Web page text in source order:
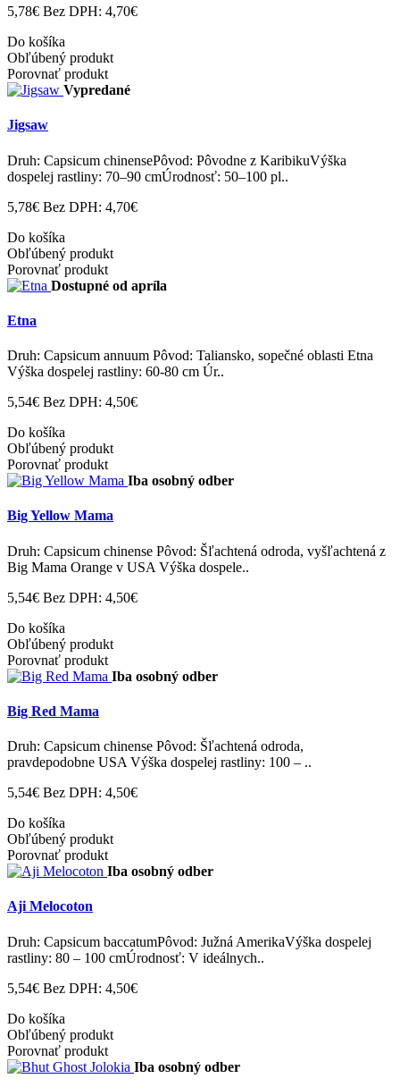
5,78€ Bez DPH: 4,70€
Do košíka
Obľúbený produkt
Porovnať produkt
Vypredané
Jigsaw
Druh: Capsicum chinensePôvod: Pôvodne z KaribikuVýška
dospelej rastliny: 70–90 cmÚrodnosť: 50–100 pl..
5,78€ Bez DPH: 4,70€
Do košíka
Obľúbený produkt
Porovnať produkt
Dostupné od apríla
Etna
Druh: Capsicum annuum Pôvod: Taliansko, sopečné oblasti Etna
Výška dospelej rastliny: 60-80 cm Úr..
5,54€ Bez DPH: 4,50€
Do košíka
Obľúbený produkt
Porovnať produkt
Iba osobný odber
Big Yellow Mama
Druh: Capsicum chinense Pôvod: Šľachtená odroda, vyšľachtená z
Big Mama Orange v USA Výška dospele..
5,54€ Bez DPH: 4,50€
Do košíka
Obľúbený produkt
Porovnať produkt
Iba osobný odber
Big Red Mama
Druh: Capsicum chinense Pôvod: Šľachtená odroda,
pravdepodobne USA Výška dospelej rastliny: 100 – ..
5,54€ Bez DPH: 4,50€
Do košíka
Obľúbený produkt
Porovnať produkt
Iba osobný odber
Aji Melocoton
Druh: Capsicum baccatumPôvod: Južná AmerikaVýška dospelej
rastliny: 80 – 100 cmÚrodnosť: V ideálnych..
5,54€ Bez DPH: 4,50€
Do košíka
Obľúbený produkt
Porovnať produkt
Iba osobný odber